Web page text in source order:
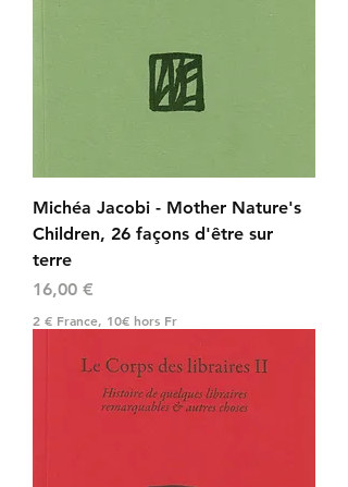
Michéa Jacobi - Mother Nature's
Children, 26 façons d'être sur
terre
Prix
16,00 €
2 € France, 10€ hors Fr